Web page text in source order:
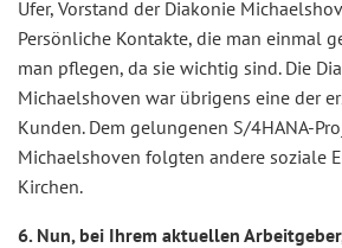
Ufer, Vorstand der Diakonie
Persönliche Kontakte, die man einmal
man pflegen, da sie wichtig sind. Die
Michaelshoven war übrigens eine der
Kunden. Dem gelungenen S/4HANA-
Michaelshoven folgten andere soziale
Kirchen.
6. Nun, bei Ihrem aktuellen